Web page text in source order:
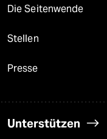
Die Seitenwende
Stellen
Presse
Unterstützen